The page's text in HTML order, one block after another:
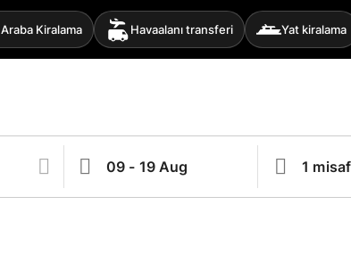
Araba Kiralama Havaalanı transferi Yat kiralama